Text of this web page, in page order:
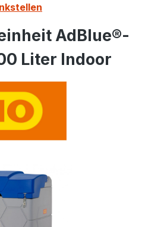
AdBlue®-
Liter Indoor